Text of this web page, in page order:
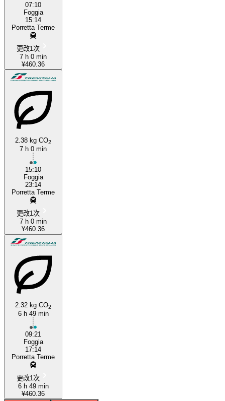
07:10
Foggia
15:14
Porretta Terme
更改1次
7 h 0 min
¥460.36
2.38 kg CO2
7 h 0 min
15:10
Foggia
23:14
Porretta Terme
更改1次
7 h 0 min
¥460.36
2.32 kg CO2
6 h 49 min
09:21
Foggia
17:14
Porretta Terme
更改1次
6 h 49 min
¥460.36